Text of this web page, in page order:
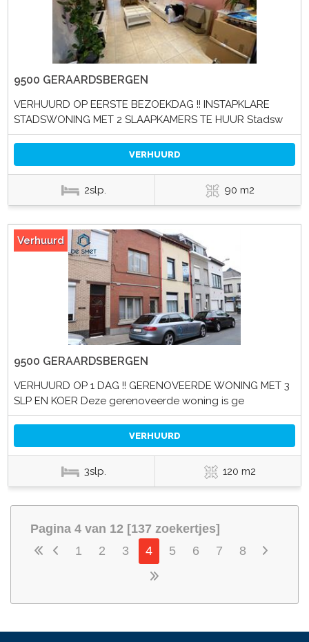
9500 GERAARDSBERGEN
VERHUURD OP EERSTE BEZOEKDAG !! INSTAPKLARE
STADSWONING MET 2 SLAAPKAMERS TE HUUR Stadsw
VERHUURD
2slp. 90 m2
Verhuurd
9500 GERAARDSBERGEN
VERHUURD OP 1 DAG !! GERENOVEERDE WONING MET 3
SLP EN KOER Deze gerenoveerde woning is ge
VERHUURD
3slp. 120 m2
Pagina 4 van 12 [137 zoekertjes]
1
2 3 4 5 6 7 8